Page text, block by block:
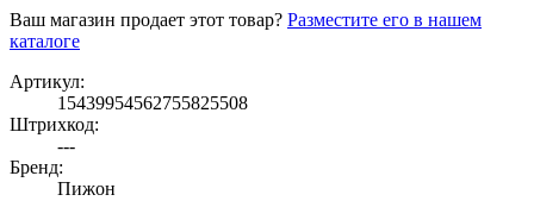
Ваш магазин продает этот товар? Разместите его в нашем
каталоге
Артикул:
15439954562755825508
Штрихкод:
---
Бренд:
Пижон